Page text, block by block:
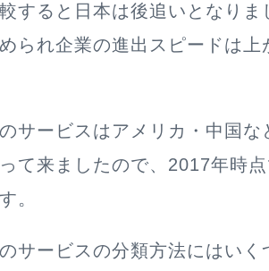
すると日本は後追いとなりま
られ企業の進出スピードは上
サービスはアメリカ・中国
て来ましたので、2017年時
。
サービスの分類方法にはい